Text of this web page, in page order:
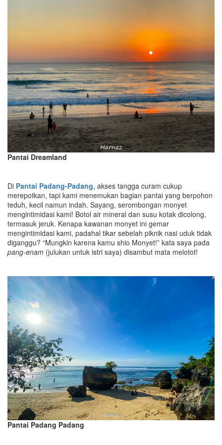
Pantai Dreamland
Di Pantai Padang-Padang, akses tangga curam cukup
merepotkan, tapi kami menemukan bagian pantai yang berpohon
teduh, kecil namun indah. Sayang, serombongan monyet
mengintimidasi kami! Botol air mineral dan susu kotak dicolong,
termasuk jeruk. Kenapa kawanan monyet ini gemar
mengintimidasi kami, padahal tikar sebelah piknik nasi uduk tidak
diganggu? “Mungkin karena kamu shio Monyet!” kata saya pada
pang-enam (julukan untuk istri saya) disambut mata melotot!
Pantai Padang Padang